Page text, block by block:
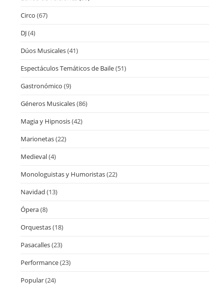
Circo (67)
DJ(4)
Dúos Musicales(41)
Espectáculos Temáticos de Baile(51)
Gastronómico (9)
Géneros Musicales(86)
Magia y Hipnosis(42)
Marionetas(22)
Medieval(4)
Monologuistas y Humoristas(22)
Navidad (13)
Ópera(8)
Orquestas(18)
Pasacalles(23)
Performance(23)
Popular(24)